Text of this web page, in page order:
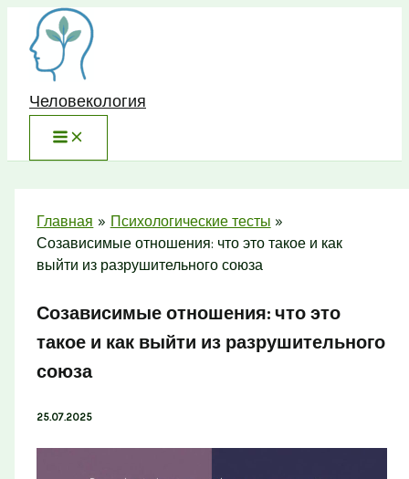
Перейти
содержимому
Человекология
Главная
Психологические тесты
Созависимые отношения: что это такое и как
выйти из разрушительного союза
Созависимые отношения: что это
такое и как выйти из разрушительного
союза
25.07.2025